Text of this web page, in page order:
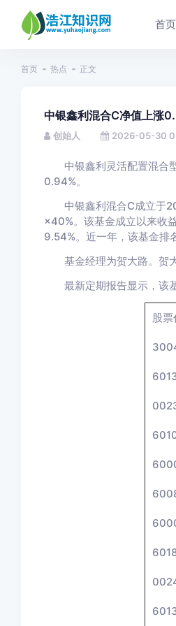
首页
首页 热点 正文
中银鑫利混合C净值上涨
创始人 2026-05-30
中银鑫利灵活配置混合
0.94%。
中银鑫利混合C成立于
×40%。该基金成立以来收
9.54%。近一年，该基金排
基金经理为贺大路。贺
最新定期报告显示，该
股票